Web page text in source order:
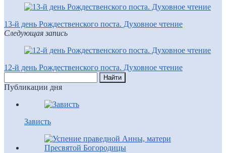
13-й день Рождественского поста. Духовное чтение
Следующая запись
12-й день Рождественского поста. Духовное чтение
Публикации дня
Зависть